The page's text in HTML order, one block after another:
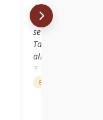
Arriba en el
grampones para
se puede cruzar
Tardé 8hs desde
alrededor de 4:30
3 sólo en campo
Estado de ruta